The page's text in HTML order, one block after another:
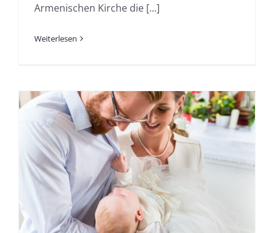
Armenischen Kirche die [...]
Weiterlesen